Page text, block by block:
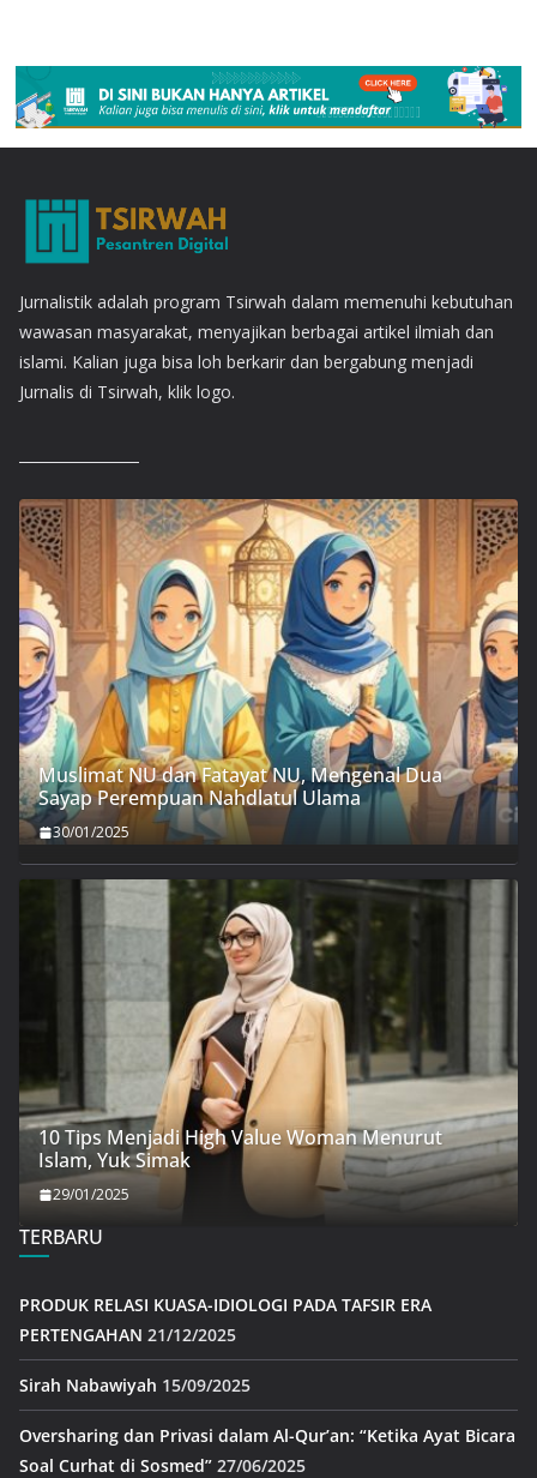
Jurnalistik adalah program Tsirwah dalam memenuhi kebutuhan
wawasan masyarakat, menyajikan berbagai artikel ilmiah dan
islami. Kalian juga bisa loh berkarir dan bergabung menjadi
Jurnalis di Tsirwah, klik logo.
Muslimat NU dan Fatayat NU, Mengenal Dua
Sayap Perempuan Nahdlatul Ulama
30/01/2025
10 Tips Menjadi High Value Woman Menurut
Islam, Yuk Simak
29/01/2025
TERBARU
PRODUK RELASI KUASA-IDIOLOGI PADA TAFSIR ERA
PERTENGAHAN 21/12/2025
Sirah Nabawiyah 15/09/2025
Oversharing dan Privasi dalam Al-Qur’an: “Ketika Ayat Bicara
Soal Curhat di Sosmed” 27/06/2025